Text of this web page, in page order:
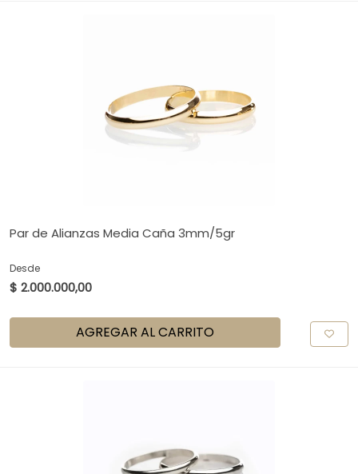
Par de Alianzas Media Caña 3mm/5gr
Desde
$ 2.000.000,00
AGREGAR AL CARRITO